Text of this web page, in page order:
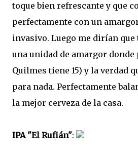
toque bien refrescante y que
perfectamente con un
invasivo. Luego me dirían que
una unidad de amargor
Quilmes tiene 15) y la verdad
para nada. Perfectamente
la mejor cerveza de la casa.
IPA "El Rufián":